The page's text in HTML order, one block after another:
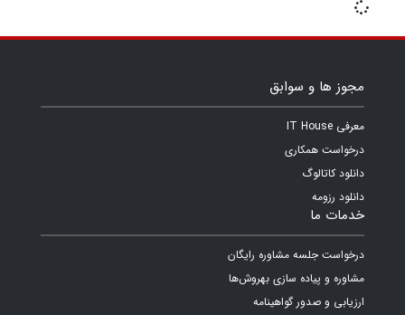
مجوز ها و سوابق
معرفی IT House
درخواست همکاری
دانلود کاتالوگ
دانلود رزومه
خدمات ما
درخواست جلسه مشاوره رایگان
مشاوره و پیاده سازی بهروش‌ها
ارزیابی و صدور گواهینامه